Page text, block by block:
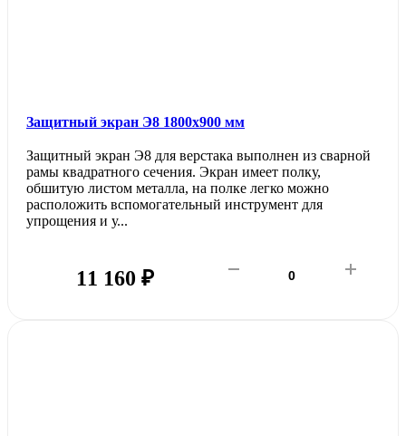
Защитный экран Э8 1800х900 мм
Защитный экран Э8 для верстака выполнен из сварной
рамы квадратного сечения. Экран имеет полку,
обшитую листом металла, на полке легко можно
расположить вспомогательный инструмент для
упрощения и у...
11 160 ₽